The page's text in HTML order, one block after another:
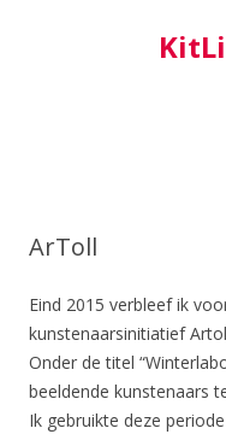
ArToll
Eind 2015 verbleef ik
kunstenaarsinitiatief
Onder de titel
beeldende kunstenaars
Ik gebruikte deze